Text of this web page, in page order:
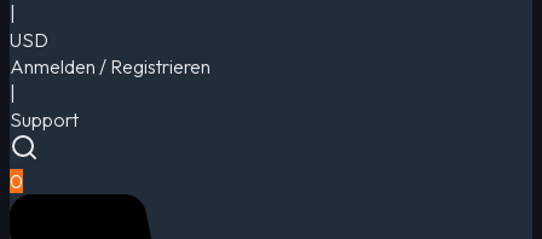
USD
Anmelden / Registrieren
Support
0